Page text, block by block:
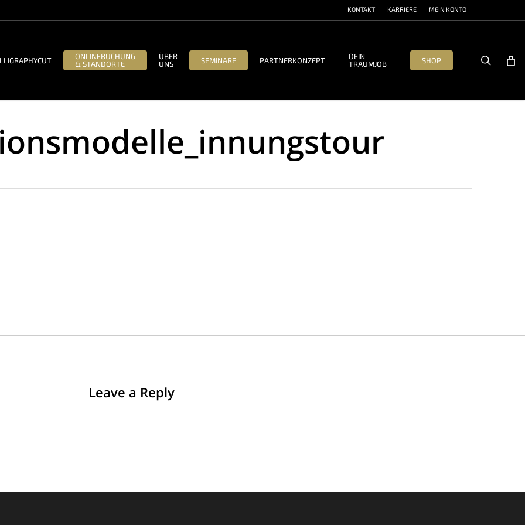
KONTAKT KARRIERE MEIN KONTO
ONLINEBUCHUNG
& STANDORTE
ÜBER
UNS
SEMINARE PARTNERKONZEPT
DEIN
TRAUMJOB
SHOP search
Leave a Reply